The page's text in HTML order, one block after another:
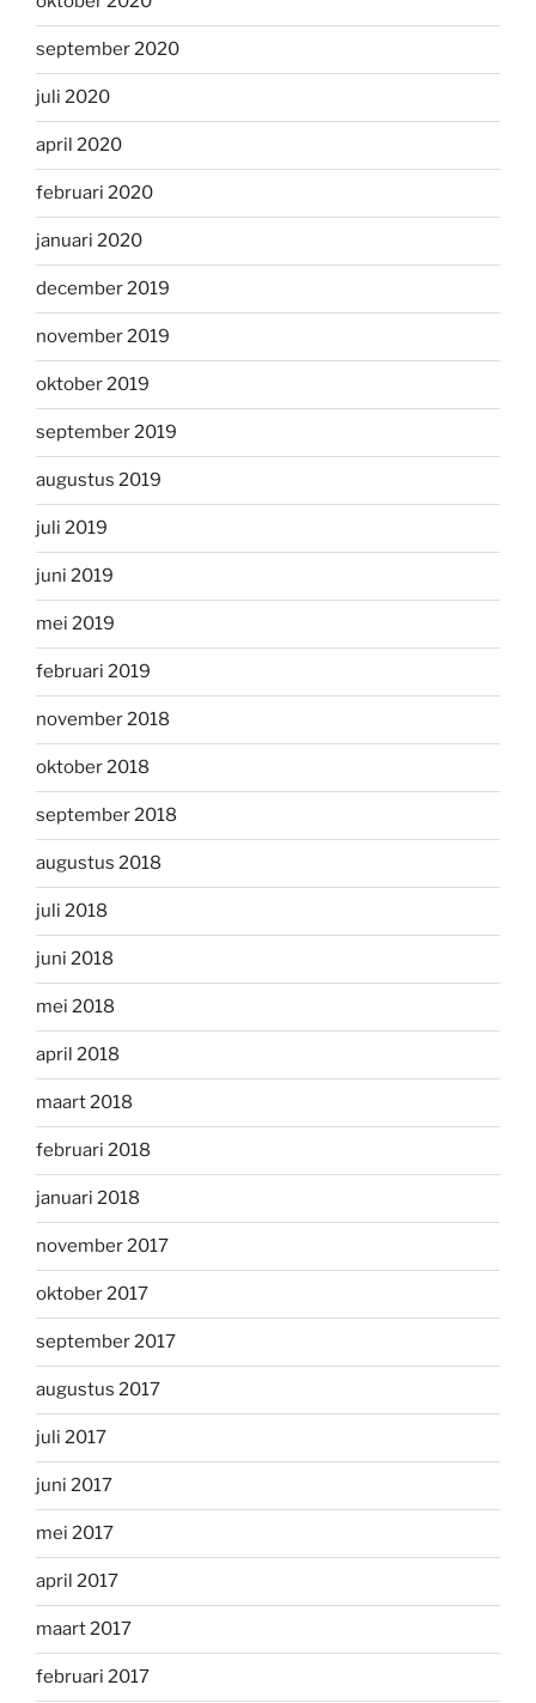
september 2020
juli 2020
april 2020
februari 2020
januari 2020
december 2019
november 2019
oktober 2019
september 2019
augustus 2019
juli 2019
juni 2019
mei 2019
februari 2019
november 2018
oktober 2018
september 2018
augustus 2018
juli 2018
juni 2018
mei 2018
april 2018
maart 2018
februari 2018
januari 2018
november 2017
oktober 2017
september 2017
augustus 2017
juli 2017
juni 2017
mei 2017
april 2017
maart 2017
februari 2017